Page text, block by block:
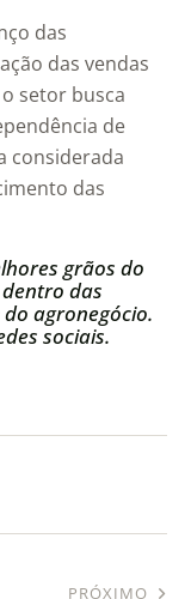
das
das vendas
setor busca
de
considerada
das
grãos do
das
agronegócio.
sociais.
PRÓXIMO